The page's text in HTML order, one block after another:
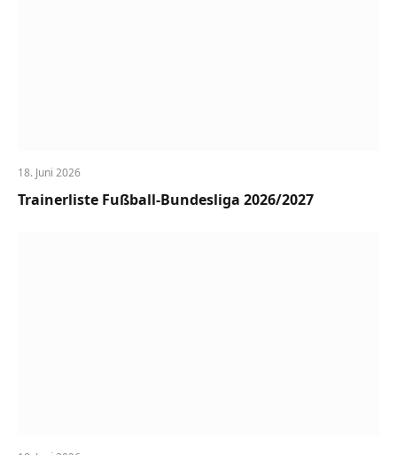
18. Juni 2026
Trainerliste Fußball-Bundesliga 2026/2027